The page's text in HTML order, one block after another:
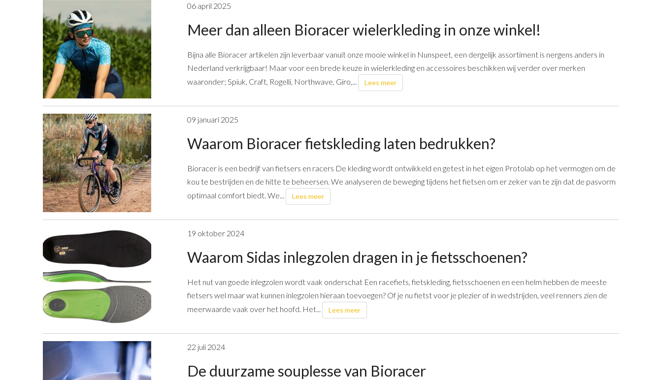
06 april 2025
Meer dan alleen Bioracer wielerkleding in onze winkel!
Bijna alle Bioracer artikelen zijn leverbaar vanuit onze mooie winkel in Nunspeet, een dergelijk assortiment is nergens anders in
Nederland verkrijgbaar! Maar voor een brede keuze in wielerkleding en accessoires beschikken wij verder over merken
waaronder; Spiuk, Craft, Rogelli, Northwave, Giro,...
Lees meer
09 januari 2025
Waarom Bioracer fietskleding laten bedrukken?
Bioracer is een bedrijf van fietsers en racers De kleding wordt ontwikkeld en getest in het eigen Protolab op het vermogen om de
kou te bestrijden en de hitte te beheersen. We analyseren de beweging tijdens het fietsen om er zeker van te zijn dat de pasvorm
optimaal comfort biedt. We...
Lees meer
19 oktober 2024
Waarom Sidas inlegzolen dragen in je fietsschoenen?
Het nut van goede inlegzolen wordt vaak onderschat Een racefiets, fietskleding, fietsschoenen en een helm hebben de meeste
fietsers wel maar wat kunnen inlegzolen hieraan toevoegen? Of je nu fietst voor je plezier of in wedstrijden, veel renners zien de
meerwaarde vaak over het hoofd. Het...
Lees meer
22 juli 2024
De duurzame souplesse van Bioracer